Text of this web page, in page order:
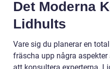
Det Moderna
Lidhults
Vare sig du planerar en
fräscha upp några